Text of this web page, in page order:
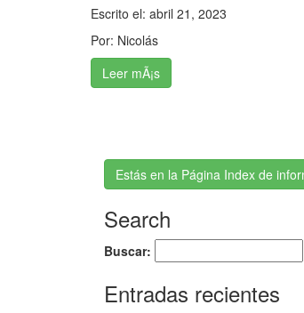
Escrito el: abril 21, 2023
Por: Nicolás
Leer mÃ¡s
Estás en la Página Index de
Search
Buscar:
Entradas recientes